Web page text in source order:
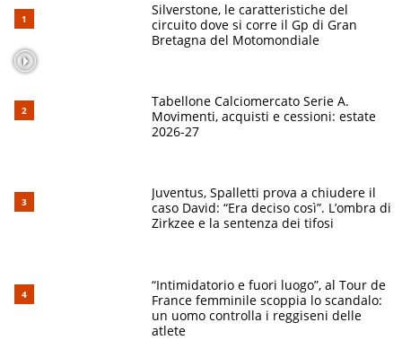
Silverstone, le caratteristiche del
circuito dove si corre il Gp di Gran
Bretagna del Motomondiale
Tabellone Calciomercato Serie A.
Movimenti, acquisti e cessioni: estate
2026-27
Juventus, Spalletti prova a chiudere il
caso David: “Era deciso così”. L’ombra di
Zirkzee e la sentenza dei tifosi
“Intimidatorio e fuori luogo”, al Tour de
France femminile scoppia lo scandalo:
un uomo controlla i reggiseni delle
atlete